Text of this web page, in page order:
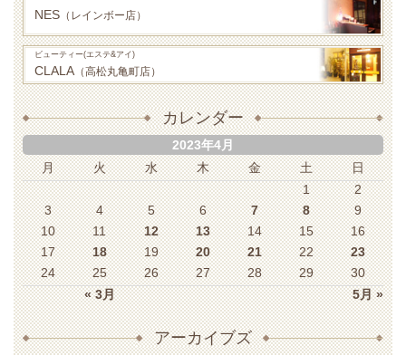
NES （レインボー店）
ビューティー(エステ&アイ)
CLALA（高松丸亀町店）
カレンダー
2023年4月
月
火 水 木 金 土 日
« 3月 5月 »
1
2
3
4 5 6 7 8
9
10
11 12 13 14 15
16
17
18 19 20 21 22
23
24
25 26 27 28 29 30
アーカイブズ